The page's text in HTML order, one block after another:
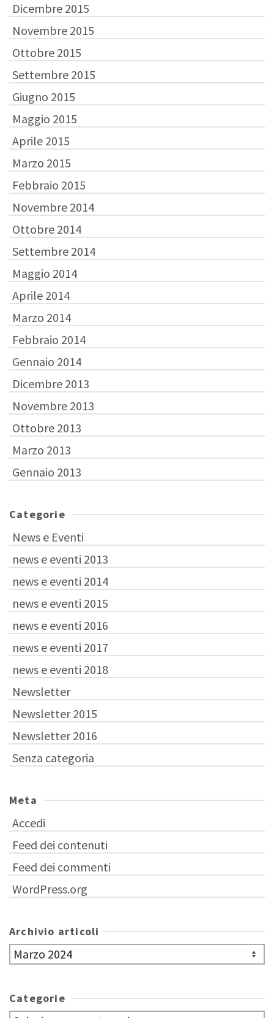
Dicembre 2015
Novembre 2015
Ottobre 2015
Settembre 2015
Giugno 2015
Maggio 2015
Aprile 2015
Marzo 2015
Febbraio 2015
Novembre 2014
Ottobre 2014
Settembre 2014
Maggio 2014
Aprile 2014
Marzo 2014
Febbraio 2014
Gennaio 2014
Dicembre 2013
Novembre 2013
Ottobre 2013
Marzo 2013
Gennaio 2013
Categorie
News e Eventi
news e eventi 2013
news e eventi 2014
news e eventi 2015
news e eventi 2016
news e eventi 2017
news e eventi 2018
Newsletter
Newsletter 2015
Newsletter 2016
Senza categoria
Meta
Accedi
Feed dei contenuti
Feed dei commenti
WordPress.org
Archivio articoli
Archivio
articoli
Categorie